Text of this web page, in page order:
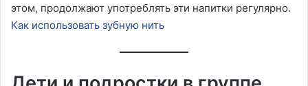
этом, продолжают употреблять эти напитки регулярно.
Как использовать зубную нить